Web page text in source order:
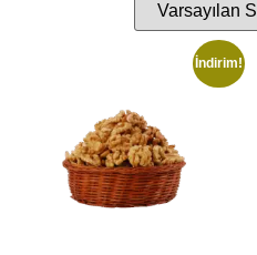
İndirim!